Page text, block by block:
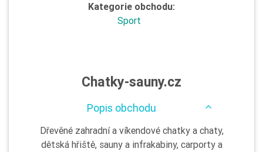
Kategorie obchodu:
Sport
Chatky-sauny.cz
Popis obchodu
Dřevěné zahradní a víkendové chatky a chaty,
dětská hřiště, sauny a infrakabiny, carporty a